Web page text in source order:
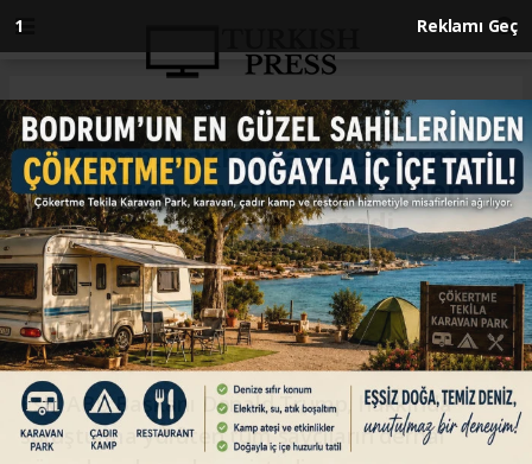
Anasayfa DÜNYA
Trump, hakkında soruşturma
yürüten savcıların görevden
alınmalarını istedi
DÜNYA
24.03.2023 - 01:25, Güncelleme: 24.03.2023 - 01:27
Eski ABD Başkanı Donald Trump, hakkında
soruşturma yürüten tüm savcıların derhal